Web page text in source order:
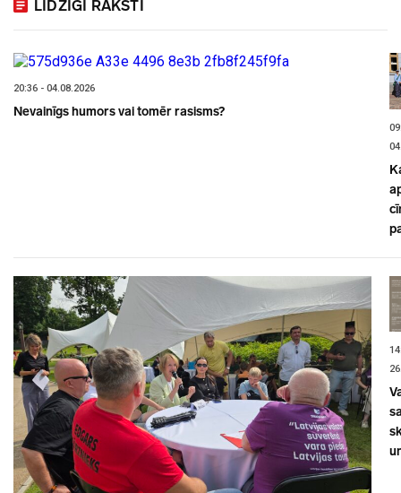
LĪDZĪGI RAKSTI
20:36 - 04.08.2026
Nevainīgs humors vai tomēr rasisms?